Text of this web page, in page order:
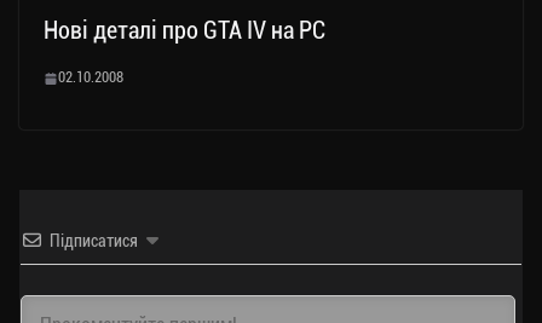
Нові деталі про GTA IV на PC
02.10.2008
Підписатися